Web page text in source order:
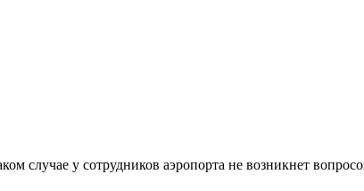
случае у сотрудников аэропорта не возникнет